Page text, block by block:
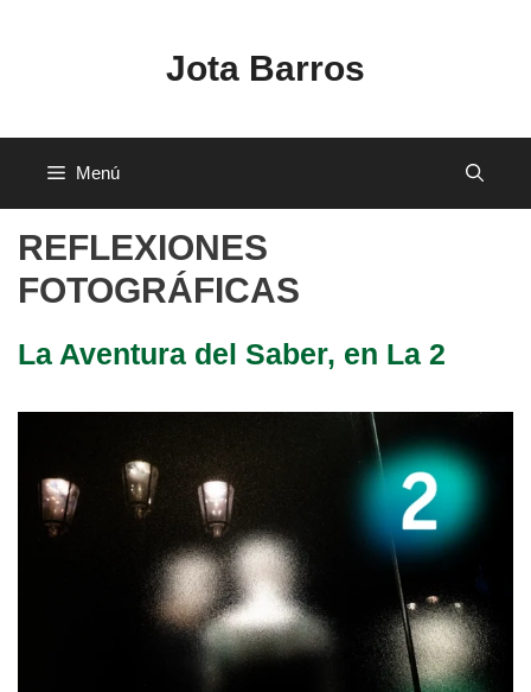
Jota Barros
Menú
REFLEXIONES
FOTOGRÁFICAS
La Aventura del Saber, en La 2